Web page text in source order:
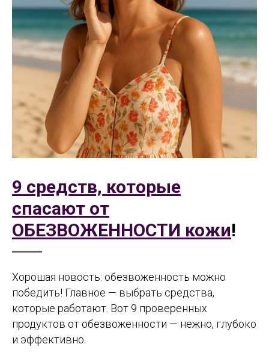
9 средств, которые
спасают от
ОБЕЗВОЖЕННОСТИ кожи!
Хорошая новость: обезвоженность можно
победить! Главное — выбрать средства,
которые работают. Вот 9 проверенных
продуктов от обезвоженности — нежно, глубоко
и эффективно.